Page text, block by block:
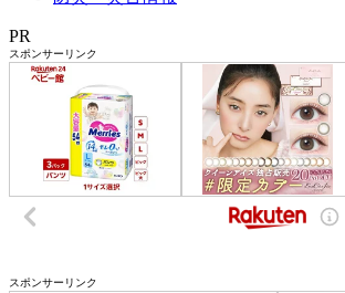
PR
スポンサーリンク
スポンサーリンク